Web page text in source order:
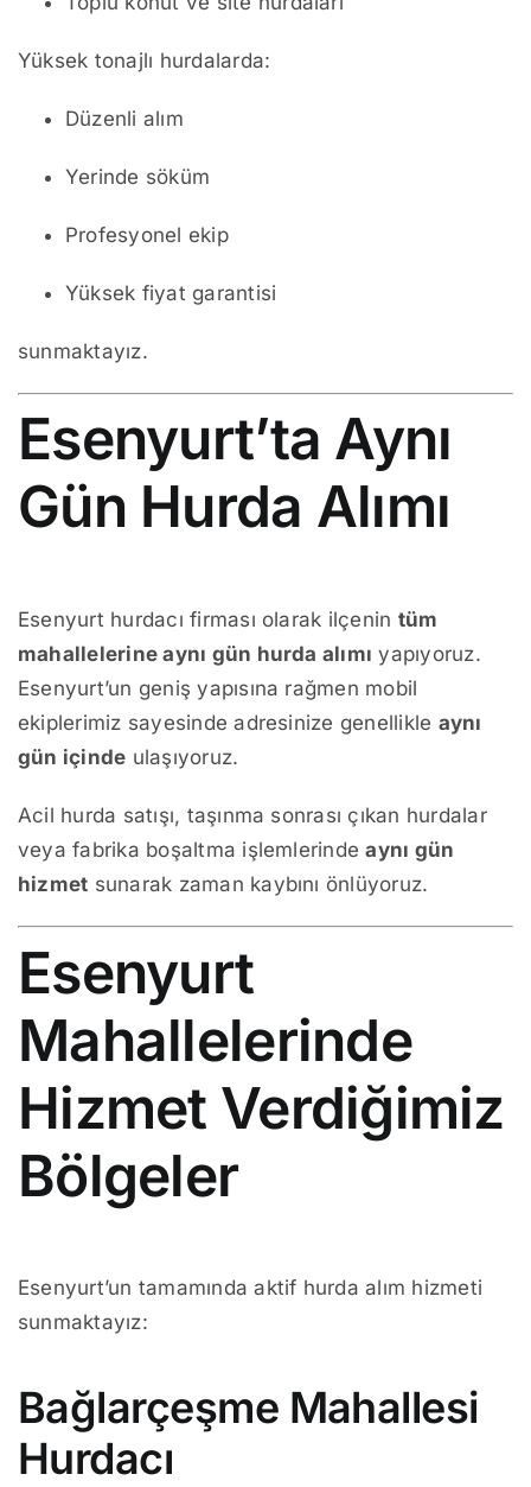
Yüksek tonajlı hurdalarda:
Düzenli alım
Yerinde söküm
Profesyonel ekip
Yüksek fiyat garantisi
sunmaktayız.
Esenyurt’ta Aynı
Gün Hurda Alımı
Esenyurt hurdacı firması olarak ilçenin tüm
mahallelerine aynı gün hurda alımı yapıyoruz.
Esenyurt’un geniş yapısına rağmen mobil
ekiplerimiz sayesinde adresinize genellikle aynı
gün içinde ulaşıyoruz.
Acil hurda satışı, taşınma sonrası çıkan hurdalar
veya fabrika boşaltma işlemlerindeaynı gün
hizmet sunarak zaman kaybını önlüyoruz.
Esenyurt
Mahallelerinde
Hizmet Verdiğimiz
Bölgeler
Esenyurt’un tamamında aktif hurda alım hizmeti
sunmaktayız:
Bağlarçeşme Mahallesi
Hurdacı